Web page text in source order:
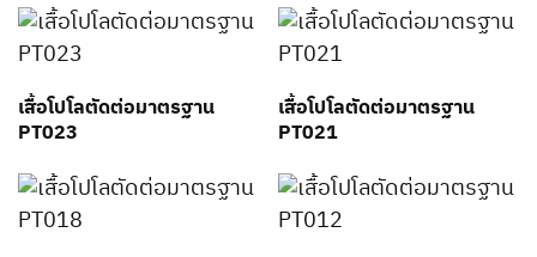
เสื้อโปโลตัดต่อมาตรฐาน
PT023
เสื้อโปโลตัดต่อมาตรฐาน
PT021